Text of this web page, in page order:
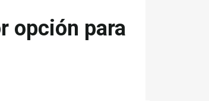
opción para